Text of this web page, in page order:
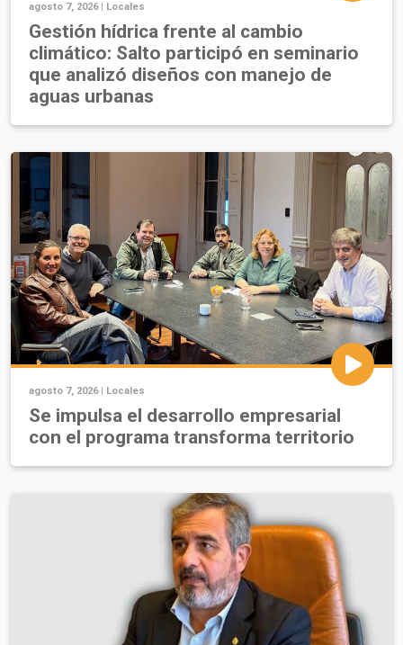
agosto 7, 2026 | Locales
Gestión hídrica frente al cambio
climático: Salto participó en seminario
que analizó diseños con manejo de
aguas urbanas
agosto 7, 2026 | Locales
Se impulsa el desarrollo empresarial
con el programa transforma territorio